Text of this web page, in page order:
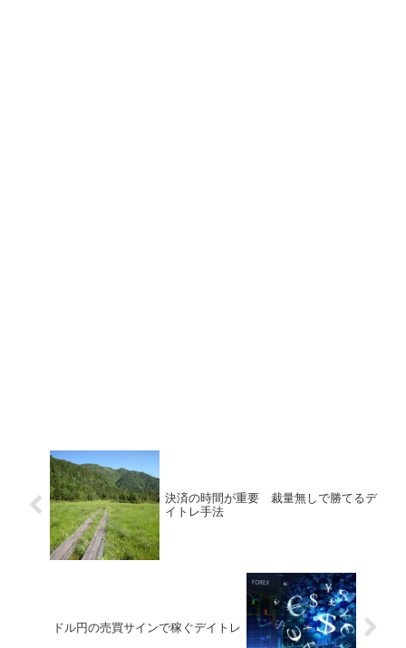
決済の時間が重要 裁量無しで勝てるデ
イトレ手法
ドル円の売買サインで稼ぐデイトレ